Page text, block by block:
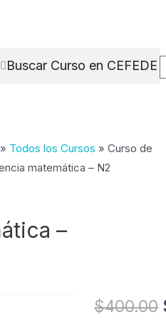
» Todos los Cursos » Curso de
matemática – N2
–
$400.00